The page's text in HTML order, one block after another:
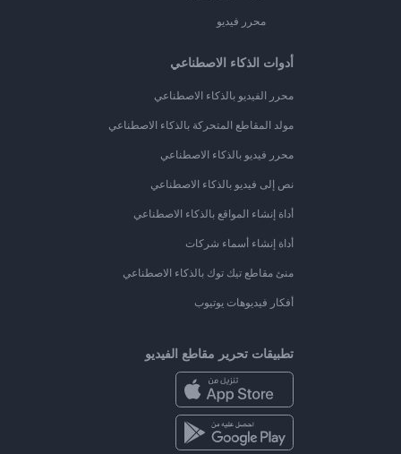
محرر فيديو
أدوات الذكاء الاصطناعي
محرر الفيديو بالذكاء الاصطناعي
مولد المقاطع المتحركة بالذكاء الاصطناعي
محرر فيديو بالذكاء الاصطناعي
نص إلى فيديو بالذكاء الاصطناعي
أداة إنشاء المواقع بالذكاء الاصطناعي
أداة إنشاء أسماء شركات
منئ مقاطع تيك توك بالذكاء الاصطناعي
أفكار فيديوهات يوتيوب
تطبيقات تحرير مقاطع الفيديو